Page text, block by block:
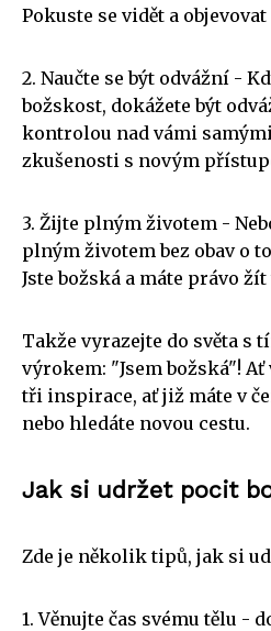
Pokuste se vidět a
2. Naučte se být odvážní -
božskost, dokážete být
kontrolou nad vámi
zkušenosti s novým
3. Žijte plným životem -
plným životem bez obav o
Jste božská a máte právo
Takže vyrazejte do světa s
výrokem: "Jsem božská"!
tři inspirace, ať již máte v
nebo hledáte novou cestu.
Jak si udržet pocit
Zde je několik tipů, jak si
1. Věnujte čas svému tělu -